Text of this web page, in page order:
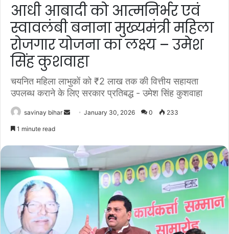
आधी आबादी को आत्मनिर्भर एवं
स्वावलंबी बनाना मुख्यमंत्री महिला
रोजगार योजना का लक्ष्य – उमेश
सिंह कुशवाहा
चयनित महिला लाभुकों को ₹2 लाख तक की वित्तीय सहायता
उपलब्ध कराने के लिए सरकार प्रतिबद्ध - उमेश सिंह कुशवाहा
savinay bihar
Send January 30, 2026 0 233
1 minute read